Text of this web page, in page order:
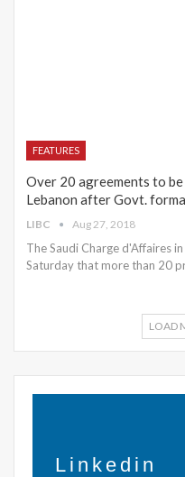
FEATURES
Over 20 agreements to
Lebanon after Govt.
LIBC Aug 27, 2018
The Saudi Charge d'Affaires
Saturday that more than 20
LOAD
Linkedin